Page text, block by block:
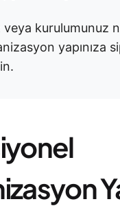
kurulumunuz
yapınıza